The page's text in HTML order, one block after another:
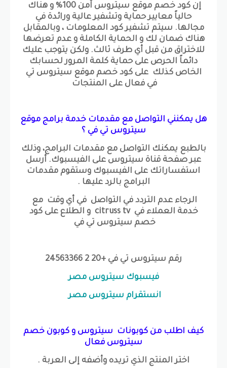
إن كود خصم موقع سيتروس آمن 100% و هناك
حالياً معايير حماية وتشفير عالية ورائدة في
مجالها. سيتم تشفير كود المعلومات ، وبالمقابل
هناك ضمان لك و الحماية الكاملة و عدم تعرضها
للاختراق من قبل أي طرف ثالث. ولكن يتوجب عليك
دائماً الحرص على حماية كلمة المرور لحسابك
الخاص كذلك على كود خصم موقع سيتروس تي
في فعال على المنتجات
هل يمكنني التواصل مع مقدمات خدمة برامج موقع
سيتروس تي في ؟
بالطبع يمكنك التواصل مع مقدمات البرامج، وذلك
عبر صفحة قناة سيتروس على الفيسبوك. أرسل
استفساراتك على الفيسبوك وستقوم مقدمات
البرامج بالرد عليها .
الرجاء عدم التردد في التواصل في أي وقت مع
خدمة العملاء في citruss tv و الطلاع على كود
خصم سيتروس تي في
رقم سيتروس تي في +20 2 24563366
فيسبوك سيتروس مصر
انستقرام سيتروس مصر
كيف اطلب من كوبونات سيتروس و كوبون خصم
سيتروس فعال
اختر المنتج الذي تريده وأضفه إلى العربة .